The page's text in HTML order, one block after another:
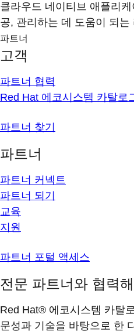
클라우드 네이티브 애플리
공, 관리하는 데 도움이 되
파트너
고객
파트너 협력
Red Hat 에코시스템 카탈로
파트너 찾기
파트너
파트너 커넥트
파트너 되기
교육
지원
파트너 포털 액세스
전문 파트너와 협력
Red Hat® 에코시스템 카탈
문성과 기술을 바탕으로 한